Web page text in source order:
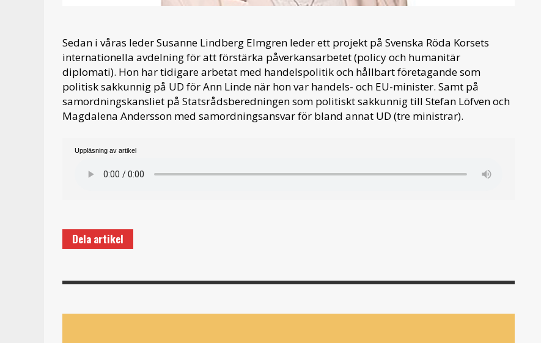
Sedan i våras leder Susanne Lindberg Elmgren leder ett projekt på Svenska Röda Korsets
internationella avdelning för att förstärka påverkansarbetet (policy och humanitär
diplomati). Hon har tidigare arbetat med handelspolitik och hållbart företagande som
politisk sakkunnig på UD för Ann Linde när hon var handels- och EU-minister. Samt på
samordningskansliet på Statsrådsberedningen som politiskt sakkunnig till Stefan Löfven och
Magdalena Andersson med samordningsansvar för bland annat UD (tre ministrar).
Uppläsning av artikel
Dela artikel